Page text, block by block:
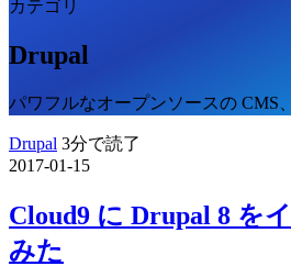
カテゴリ
Drupal
パワフルなオープンソースの CMS
Drupal 3分で読了
2017-01-15
Cloud9 に Drupal 8 を
みた